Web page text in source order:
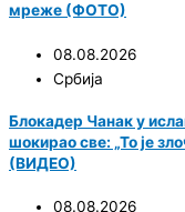
мреже (ФОТО)
08.08.2026
Србија
Блокадер Чанак у
шокирао све: „То је
(ВИДЕО)
08.08.2026